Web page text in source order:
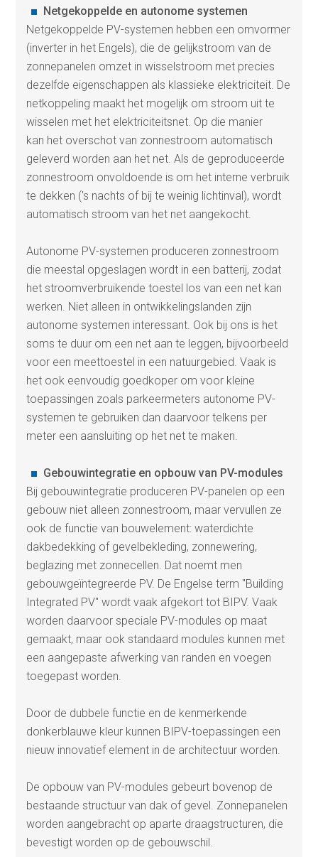
Netgekoppelde en autonome systemen
Netgekoppelde PV-systemen hebben een omvormer
(inverter in het Engels), die de gelijkstroom van de
zonnepanelen omzet in wisselstroom met precies
dezelfde eigenschappen als klassieke elektriciteit. De
netkoppeling maakt het mogelijk om stroom uit te
wisselen met het elektriciteitsnet. Op die manier
kan het overschot van zonnestroom automatisch
geleverd worden aan het net. Als de geproduceerde
zonnestroom onvoldoende is om het interne verbruik
te dekken ('s nachts of bij te weinig lichtinval), wordt
automatisch stroom van het net aangekocht.
Autonome PV-systemen produceren zonnestroom
die meestal opgeslagen wordt in een batterij, zodat
het stroomverbruikende toestel los van een net kan
werken. Niet alleen in ontwikkelingslanden zijn
autonome systemen interessant. Ook bij ons is het
soms te duur om een net aan te leggen, bijvoorbeeld
voor een meettoestel in een natuurgebied. Vaak is
het ook eenvoudig goedkoper om voor kleine
toepassingen zoals parkeermeters autonome PV-
systemen te gebruiken dan daarvoor telkens per
meter een aansluiting op het net te maken.
Gebouwintegratie en opbouw van PV-modules
Bij gebouwintegratie produceren PV-panelen op een
gebouw niet alleen zonnestroom, maar vervullen ze
ook de functie van bouwelement: waterdichte
dakbedekking of gevelbekleding, zonnewering,
beglazing met zonnecellen. Dat noemt men
gebouwgeïntegreerde PV. De Engelse term "Building
Integrated PV" wordt vaak afgekort tot BIPV. Vaak
worden daarvoor speciale PV-modules op maat
gemaakt, maar ook standaard modules kunnen met
een aangepaste afwerking van randen en voegen
toegepast worden.
Door de dubbele functie en de kenmerkende
donkerblauwe kleur kunnen BIPV-toepassingen een
nieuw innovatief element in de architectuur worden.
De opbouw van PV-modules gebeurt bovenop de
bestaande structuur van dak of gevel. Zonnepanelen
worden aangebracht op aparte draagstructuren, die
bevestigt worden op de gebouwschil.